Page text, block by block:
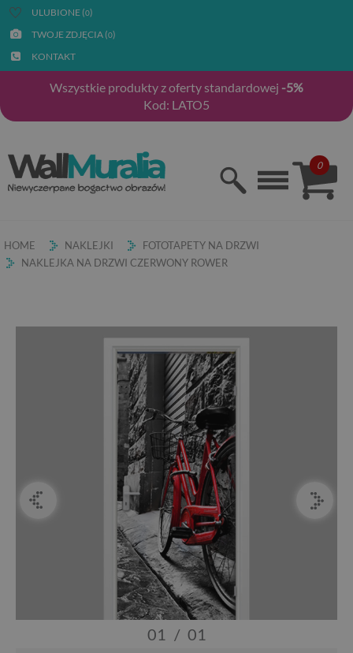
ULUBIONE (0)
TWOJE ZDJĘCIA (0)
KONTAKT
Wszystkie produkty z oferty standardowej -5%
Kod: LATO5
0
HOME NAKLEJKI
FOTOTAPETY NA DRZWI
NAKLEJKA NA DRZWI CZERWONY ROWER
01 / 01